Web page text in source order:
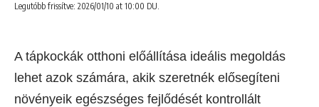
Legutóbb frissítve: 2026/01/10 at 10:00 DU.
A tápkockák otthoni előállítása ideális megoldás
lehet azok számára, akik szeretnék elősegíteni
növényeik egészséges fejlődését kontrollált